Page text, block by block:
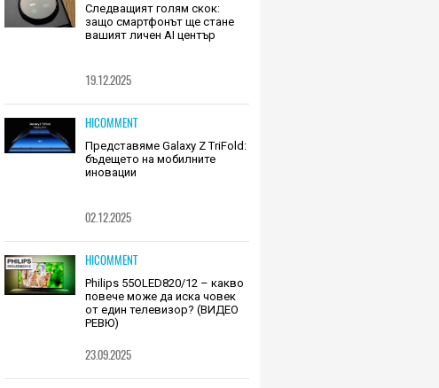
Следващият голям скок:
защо смартфонът ще стане
вашият личен AI център
19.12.2025
HICOMMENT
Представяме Galaxy Z TriFold:
бъдещето на мобилните
иновации
02.12.2025
HICOMMENT
Philips 55OLED820/12 – какво
повече може да иска човек
от един телевизор? (ВИДЕО
РЕВЮ)
23.09.2025